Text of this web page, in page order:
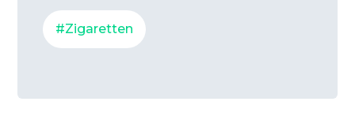
#Zigaretten